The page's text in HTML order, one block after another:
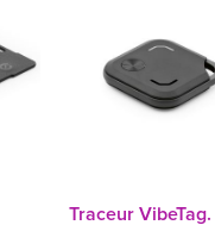
Traceur VibeTag.